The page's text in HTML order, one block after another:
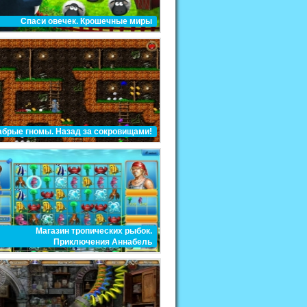
Спаси овечек. Крошечные миры
гномы. Назад за сокровищами!
Магазин тропических рыбок.
Приключения Аннабель